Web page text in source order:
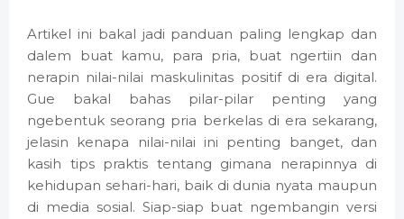
Artikel ini bakal jadi panduan paling lengkap dan
dalem buat kamu, para pria, buat ngertiin dan
nerapin nilai-nilai maskulinitas positif di era digital.
Gue bakal bahas pilar-pilar penting yang
ngebentuk seorang pria berkelas di era sekarang,
jelasin kenapa nilai-nilai ini penting banget, dan
kasih tips praktis tentang gimana nerapinnya di
kehidupan sehari-hari, baik di dunia nyata maupun
di media sosial. Siap-siap buat ngembangin versi